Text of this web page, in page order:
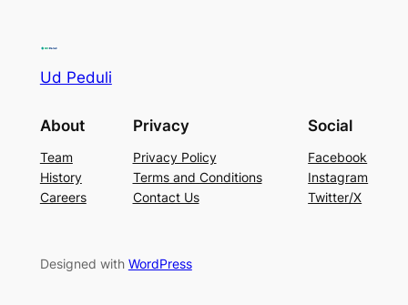
Ud Peduli
About
Team
History
Careers
Privacy
Privacy Policy
Terms and Conditions
Contact Us
Social
Facebook
Instagram
Twitter/X
Designed with WordPress